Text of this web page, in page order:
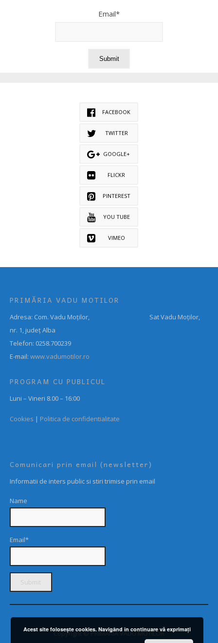
Email*
FACEBOOK
TWITTER
GOOGLE+
FLICKR
PINTEREST
YOU TUBE
VIMEO
PRIMĂRIA VADU MOTILOR
Adresa: Com. Vadu Moților, Sat Vadu Moților,
nr. 1, județ Alba
Telefon: 0258.700239
E-mail: www.vadumotilor.ro
PROGRAM CU PUBLICUL
Luni – Vineri 8.00 – 16:00
Cookies | Politica de confidentialitate
Comunicari prin email (newsletter)
Informatii de inters public si stiri trimise prin email
Name
Email*
Copyright © PRIMARIA VADU MOTILOR
Acest site foloseşte cookies. Navigând în continuare vă exprimaţi